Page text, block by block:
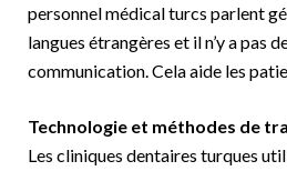
personnel médical turcs parlent
langues étrangères et il n’y a pas
communication. Cela aide les
Technologie et méthodes de
Les cliniques dentaires turques